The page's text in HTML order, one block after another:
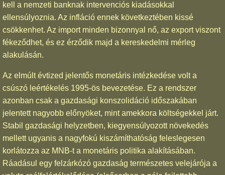
kell a nemzeti banknak intervenciós kiadásokkal
ellensúlyoznia. Az infláció ennek következtében kissé
csökkenhet. Az import minden bizonnyal nő, az export viszont
fékeződhet, és ez érződik majd a kereskedelmi mérleg
alakulásán.
Az elmúlt évtized jelentős monetáris intézkedése volt a
csúszó leértékelés 1995-ös bevezetése. Ez a rendszer
azonban csak a gazdasági konszolidáció időszakában
jelentett nagyobb előnyöket, mint amekkora költségekkel járt.
Stabil gazdasági helyzetben, kiegyensúlyozott növekedés
mellett ugyanis a nagyfokú kiszámíthatóság feleslegesen
korlátozza az MNB-t a monetáris politika alakításában.
Ráadásul egy felzárkózó gazdaság természetes velejárója a